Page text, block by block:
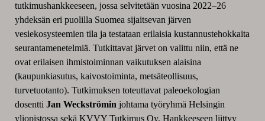
tutkimushankkeeseen, jossa selvitetään vuosina 2022–26
yhdeksän eri puolilla Suomea sijaitsevan järven
vesiekosysteemien tila ja testataan erilaisia kustannustehokkaita
seurantamenetelmiä. Tutkittavat järvet on valittu niin, että ne
ovat erilaisen ihmistoiminnan vaikutuksen alaisina
(kaupunkiasutus, kaivostoiminta, metsäteollisuus,
turvetuotanto). Tutkimuksen toteuttavat paleoekologian
dosentti Jan Weckströmin johtama työryhmä Helsingin
yliopistossa sekä KVVY Tutkimus Oy. Hankkeeseen liittyy